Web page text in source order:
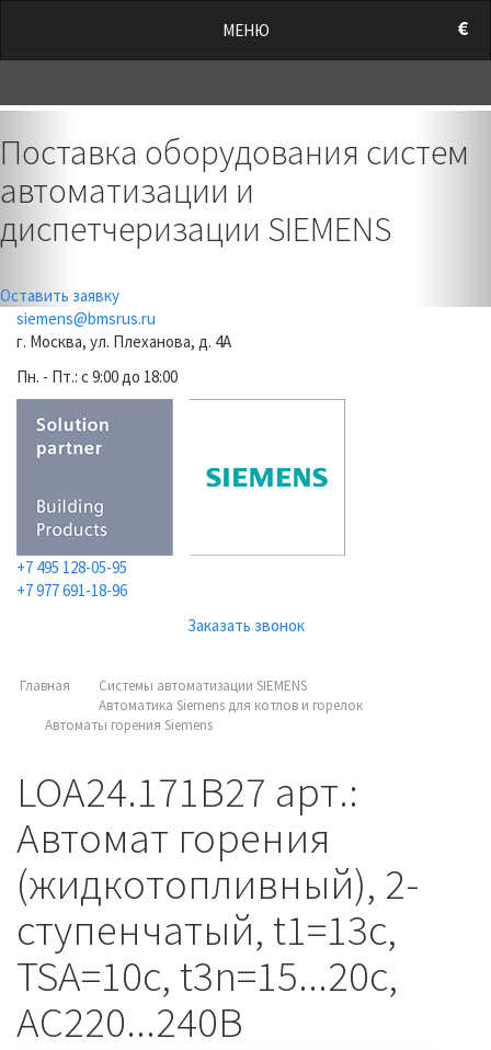
€
МЕНЮ
Поставка оборудования систем
автоматизации и
диспетчеризации SIEMENS
Оставить заявку
siemens@bmsrus.ru
г. Москва, ул. Плеханова, д. 4А
Пн. - Пт.: c 9:00 до 18:00
+7 495 128-05-95
+7 977 691-18-96
Заказать звонок
Главная
Системы автоматизации SIEMENS
Автоматика Siemens для котлов и горелок
Автоматы горения Siemens
LOA24.171B27 арт.:
Автомат горения
(жидкотопливный), 2-
ступенчатый, t1=13с,
TSA=10с, t3n=15...20с,
AC220...240В